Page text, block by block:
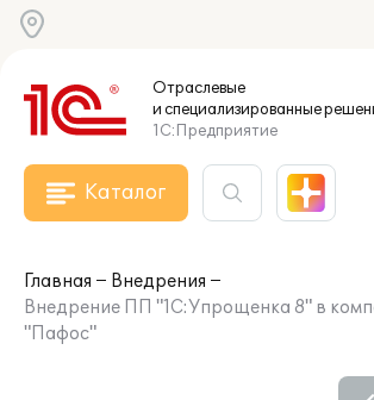
Отраслевые
и специализированные
1С:Предприятие
Каталог
Главная
Внедрения
Внедрение ПП "1С:Упрощенка 8" в
"Пафос"